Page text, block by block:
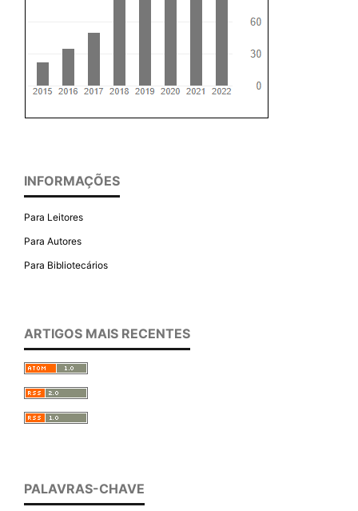
INFORMAÇÕES
Para Leitores
Para Autores
Para Bibliotecários
ARTIGOS MAIS RECENTES
PALAVRAS-CHAVE